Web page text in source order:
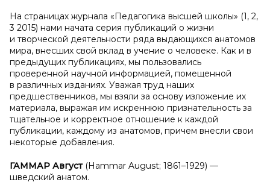
На страницах журнала «Педагогика высшей школы» (1, 2,
3 2015) нами начата серия публикаций о жизни
и творческой деятельности ряда выдающихся анатомов
мира, внесших свой вклад в учение о человеке. Как и в
предыдущих публикациях, мы пользовались
проверенной научной информацией, помещенной
в различных изданиях. Уважая труд наших
предшественников, мы взяли за основу изложение их
материала, выражая им искреннюю признательность за
тщательное и корректное отношение к каждой
публикации, каждому из анатомов, причем внесли свои
некоторые добавления.
ГАММАР Август (Hammar August; 1861–1929) —
шведский анатом.